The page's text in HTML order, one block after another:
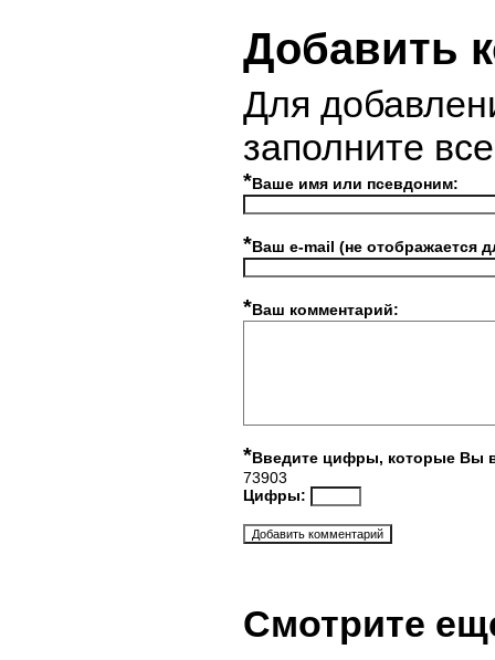
Добавить
Для
заполните
*Ваше имя или псевдоним:
*Ваш e-mail (не отображается
*Ваш комментарий:
*Введите цифры, которые Вы
73903
Цифры:
Смотрите